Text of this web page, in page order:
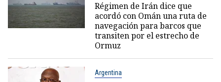
Régimen de Irán dice que
acordó con Omán una ruta de
navegación para barcos que
transiten por el estrecho de
Ormuz
Argentina